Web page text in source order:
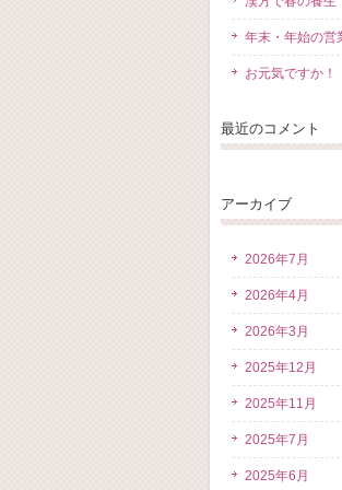
年末・年始の営
お元気ですか！
最近のコメント
アーカイブ
2026年7月
2026年4月
2026年3月
2025年12月
2025年11月
2025年7月
2025年6月